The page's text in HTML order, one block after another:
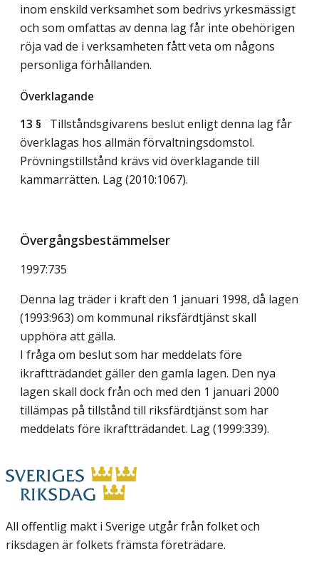
inom enskild verksamhet som bedrivs yrkesmässigt
och som omfattas av denna lag får inte obehörigen
röja vad de i verksamheten fått veta om någons
personliga förhållanden.
Överklagande
13 § Tillståndsgivarens beslut enligt denna lag får
överklagas hos allmän förvaltningsdomstol.
Prövningstillstånd krävs vid överklagande till
kammarrätten. Lag (2010:1067).
Övergångsbestämmelser
1997:735
Denna lag träder i kraft den 1 januari 1998, då lagen
(1993:963) om kommunal riksfärdtjänst skall
upphöra att gälla.
I fråga om beslut som har meddelats före
ikraftträdandet gäller den gamla lagen. Den nya
lagen skall dock från och med den 1 januari 2000
tillämpas på tillstånd till riksfärdtjänst som har
meddelats före ikraftträdandet. Lag (1999:339).
All offentlig makt i Sverige utgår från folket och
riksdagen är folkets främsta företrädare.